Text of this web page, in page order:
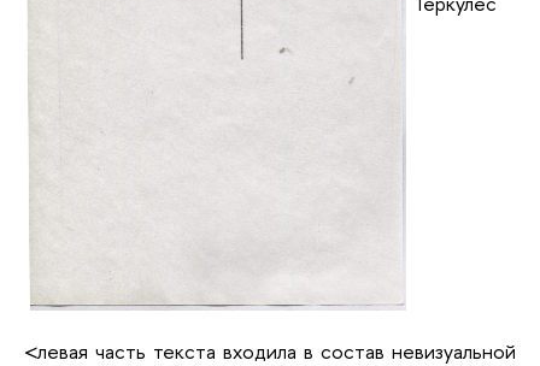
<левая часть текста входила в состав невизуальной